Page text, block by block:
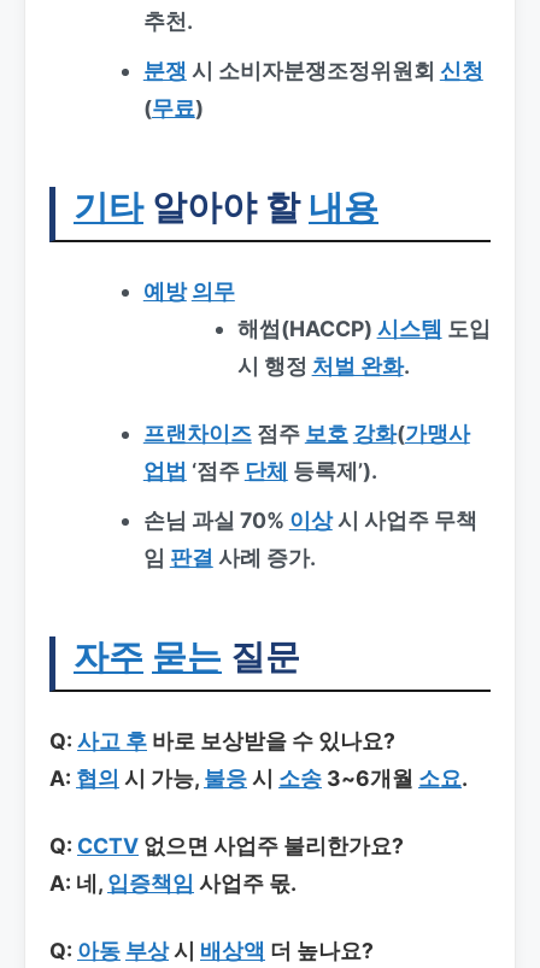
추천.
분쟁 시 소비자분쟁조정위원회 신청
(무료)
기타알아야 할 내용
예방 의무
해썹(HACCP) 시스템 도입
시 행정 처벌 완화.
프랜차이즈점주 보호 강화(가맹사
업법 ‘점주 단체 등록제’).
손님 과실 70% 이상시 사업주 무책
임 판결 사례 증가.
자주 묻는 질문
Q: 사고 후 바로 보상받을 수 있나요?
A: 협의 시 가능, 불응시 소송 3~6개월 소요.
Q: CCTV 없으면 사업주 불리한가요?
A: 네, 입증책임 사업주 몫.
Q: 아동 부상시 배상액 더 높나요?